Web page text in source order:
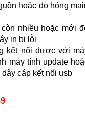
hoặc do hỏng
nhiều hoặc mới
in bị lỗi
kết nối được với
máy tính update
cáp kết nối usb